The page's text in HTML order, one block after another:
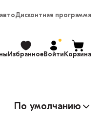
Дисконтная программа
ИзбранноеВойтиКорзина
По умолчанию